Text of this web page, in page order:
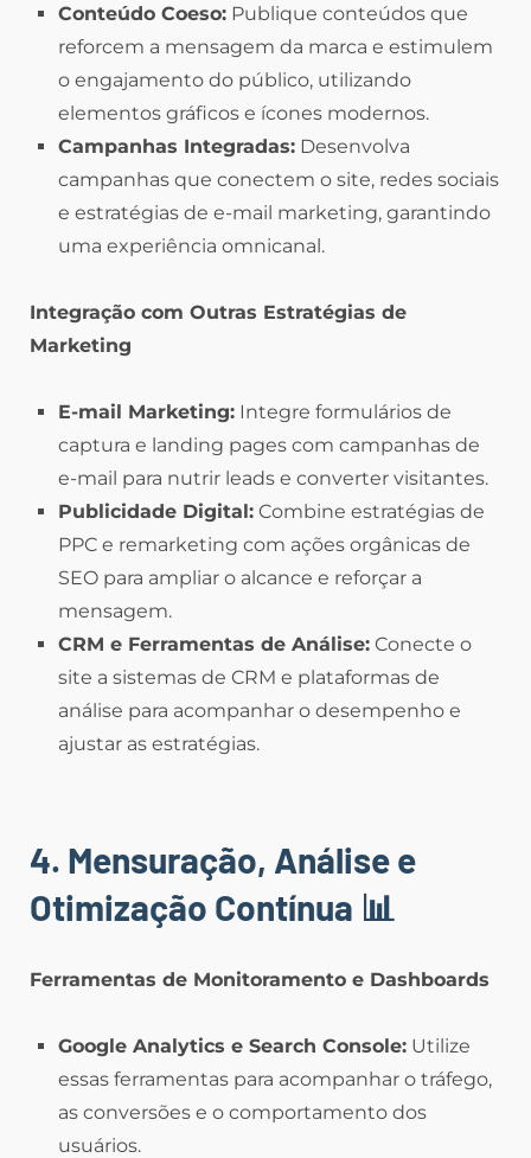
Conteúdo Coeso: Publique conteúdos que
reforcem a mensagem da marca e estimulem
o engajamento do público, utilizando
elementos gráficos e ícones modernos.
Campanhas Integradas: Desenvolva
campanhas que conectem o site, redes sociais
e estratégias de e-mail marketing, garantindo
uma experiência omnicanal.
Integração com Outras Estratégias de
Marketing
E-mail Marketing: Integre formulários de
captura e landing pages com campanhas de
e-mail para nutrir leads e converter visitantes.
Publicidade Digital: Combine estratégias de
PPC e remarketing com ações orgânicas de
SEO para ampliar o alcance e reforçar a
mensagem.
CRM e Ferramentas de Análise: Conecte o
site a sistemas de CRM e plataformas de
análise para acompanhar o desempenho e
ajustar as estratégias.
4. Mensuração, Análise e
Otimização Contínua 📊
Ferramentas de Monitoramento e Dashboards
Google Analytics e Search Console: Utilize
essas ferramentas para acompanhar o tráfego,
as conversões e o comportamento dos
usuários.